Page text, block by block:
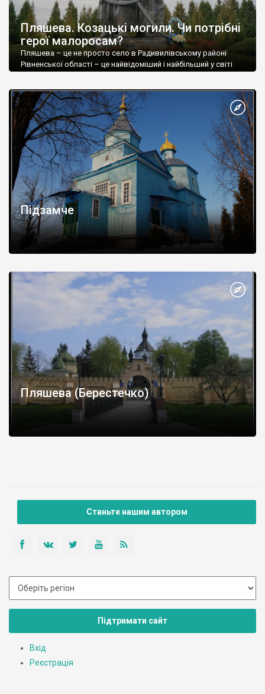
Пляшева. Козацькі могили. Чи потрібні
герої малоросам?
Пляшева – це не просто село в Радивилівському районі
Рівненської області – це найвідоміший і найбільший у світі
Підзамче
Пляшева (Берестечко)
Станьте нашим автором
Підтримати сайт
Вхід
Реєстрація